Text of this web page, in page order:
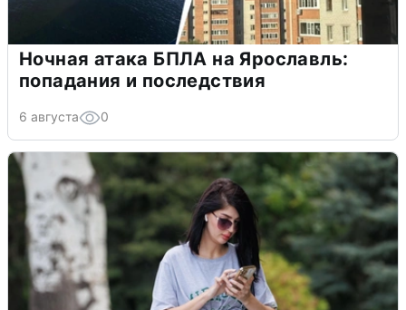
Ночная атака БПЛА на Ярославль:
попадания и последствия
6 августа 0